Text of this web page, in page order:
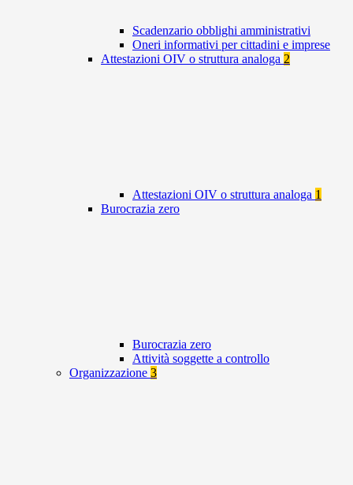
Scadenzario obblighi amministrativi
Oneri informativi per cittadini e imprese
Attestazioni OIV o struttura analoga 2
Attestazioni OIV o struttura analoga 1
Burocrazia zero
Burocrazia zero
Attività soggette a controllo
Organizzazione 3